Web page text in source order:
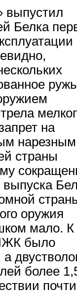
выпустил
Белка
на
нарезным
страны
оружия
мало. К
было
более
почти